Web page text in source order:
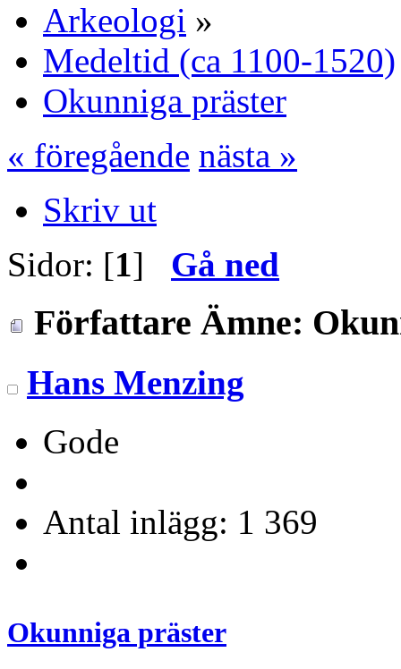
Arkeologi »
Medeltid (ca 1100-1520)
Okunniga präster
« föregående nästa »
Skriv ut
Sidor: [1] Gå ned
Författare Ämne:
Hans Menzing
Gode
Antal inlägg: 1 369
Okunniga präster